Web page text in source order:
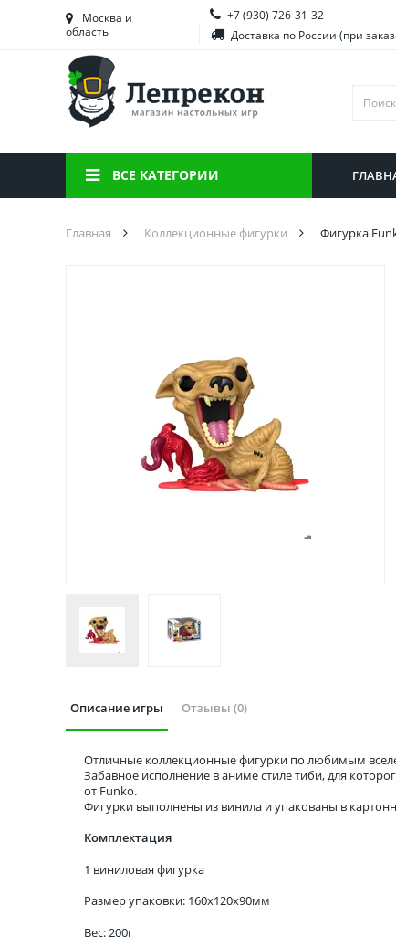
Башкортостан
Брянская область
Вологодская область
Воронежская область
Иркутская область
Москва и
область
+7 (930) 726-31-32
Доставка по России (при
ВСЕ КАТЕГОРИИ
Главная Коллекционные фигурки Фигурка
Описание игры Отзывы (0)
Отличные коллекционные фигурки по любимым
Забавное исполнение в аниме стиле тиби, для
от Funko.
Фигурки выполнены из винила и упакованы в
Комплектация
1 виниловая фигурка
Размер упаковки: 160x120x90мм
Вес: 200г